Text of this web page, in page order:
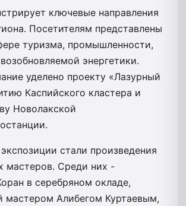
ключевые направления
Посетителям представлены
туризма, промышленности,
энергетики.
уделено проекту «Лазурный
Каспийского кластера и
Новолакской
стали произведения
мастеров. Среди них -
в серебряном окладе,
мастером Алибегом Куртаевым,